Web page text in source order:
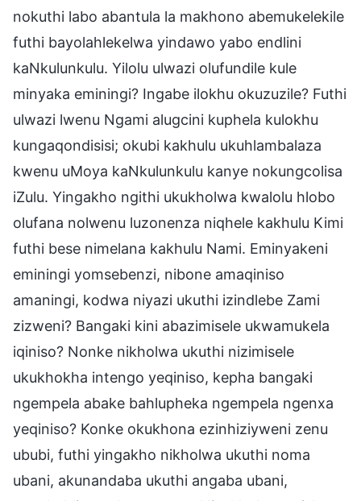
nokuthi labo abantula la makhono abemukelekile
futhi bayolahlekelwa yindawo yabo endlini
kaNkulunkulu. Yilolu ulwazi olufundile kule
minyaka eminingi? Ingabe ilokhu okuzuzile? Futhi
ulwazi lwenu Ngami alugcini kuphela kulokhu
kungaqondisisi; okubi kakhulu ukuhlambalaza
kwenu uMoya kaNkulunkulu kanye nokungcolisa
iZulu. Yingakho ngithi ukukholwa kwalolu hlobo
olufana nolwenu luzonenza niqhele kakhulu Kimi
futhi bese nimelana kakhulu Nami. Eminyakeni
eminingi yomsebenzi, nibone amaqiniso
amaningi, kodwa niyazi ukuthi izindlebe Zami
zizweni? Bangaki kini abazimisele ukwamukela
iqiniso? Nonke nikholwa ukuthi nizimisele
ukukhokha intengo yeqiniso, kepha bangaki
ngempela abake bahlupheka ngempela ngenxa
yeqiniso? Konke okukhona ezinhiziyweni zenu
ububi, futhi yingakho nikholwa ukuthi noma
ubani, akunandaba ukuthi angaba ubani,